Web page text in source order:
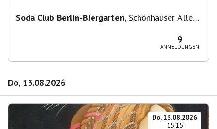
Soda Club Berlin-Biergarten, Schönhauser Allee
9
ANMELDUNGEN
Do, 13.08.2026
Do, 13.08.2026
15:15